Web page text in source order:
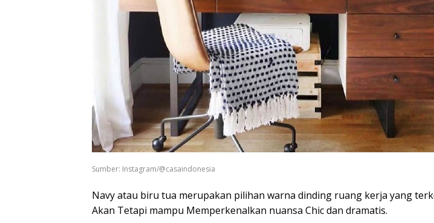
Sumber: Instagram/@casaindonesia
Navy atau biru tua merupakan pilihan warna dinding ruang kerja yang
Akan Tetapi mampu Memperkenalkan nuansa Chic dan dramatis.